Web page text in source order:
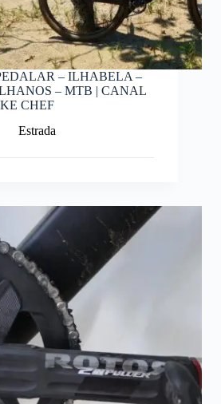
– ILHABELA –
– MTB | CANAL
CHEF
Estrada